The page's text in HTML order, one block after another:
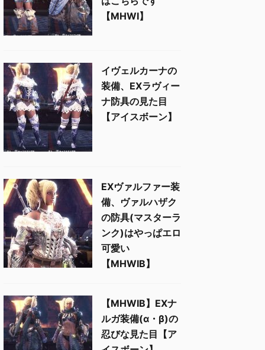
【MHWI】
イヴェルカーナの
装備、EXラヴィー
ナ防具の見た目
【アイスボーン】
EXヴァルファー装
備、ヴァルハザク
の防具(マスターラ
ンク)はやっぱエロ
可愛い
【MHWIB】
【MHWIB】EXナ
ルガ装備(α・β)の
忍びな見た目【ア